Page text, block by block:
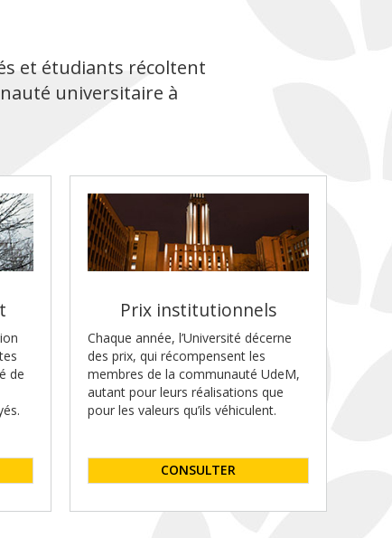
et étudiants récoltent
universitaire à
de
Prix institutionnels
Chaque année, l’Université décerne
des prix, qui récompensent les
membres de la communauté UdeM,
autant pour leurs réalisations que
pour les valeurs qu’ils véhiculent.
CONSULTER